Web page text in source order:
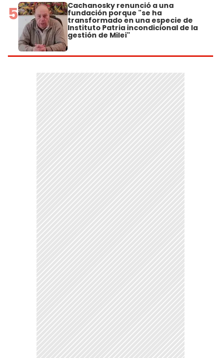
5 Cachanosky renunció a una
fundación porque "se ha
transformado en una especie de
Instituto Patria incondicional de la
gestión de Milei"